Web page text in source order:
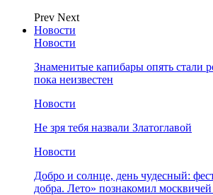
Prev Next
Новости
Новости
Знаменитые капибары опять стали
пока неизвестен
Новости
Не зря тебя назвали Златоглавой
Новости
Добро и солнце, день чудесный:
добра. Лето» познакомил